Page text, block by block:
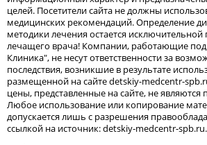
целей. Посетители сайта не должны
медицинских рекомендаций. Определение
методики лечения остается
лечащего врача! Компании, работающие
Клиника", не несут ответственности за
последствия, возникшие в результате
размещенной на сайте detskiy-medcentr-
цены, представленные на сайте, не
Любое использование или копирование
допускается лишь с разрешения
ссылкой на источник: detskiy-medcentr-spb.ru.